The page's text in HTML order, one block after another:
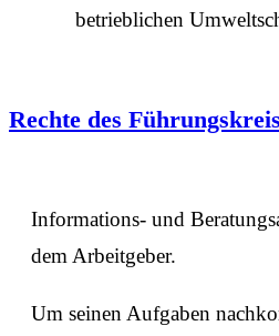
betrieblichen
Rechte des
Informations- und
dem Arbeitgeber.
Um seinen Aufgaben